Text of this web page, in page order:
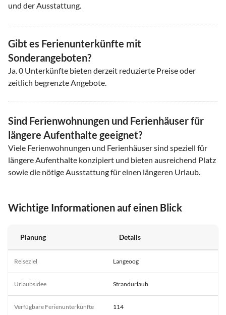
und der Ausstattung.
Gibt es Ferienunterkünfte mit
Sonderangeboten?
Ja.0 Unterkünfte bieten derzeit reduzierte Preise oder
zeitlich begrenzte Angebote.
Sind Ferienwohnungen und Ferienhäuser für
längere Aufenthalte geeignet?
Viele Ferienwohnungen und Ferienhäuser sind speziell für
längere Aufenthalte konzipiert und bieten ausreichend Platz
sowie die nötige Ausstattung für einen längeren Urlaub.
Wichtige Informationen auf einen Blick
Planung Details
Reiseziel Langeoog
Urlaubsidee Strandurlaub
Verfügbare Ferienunterkünfte 114